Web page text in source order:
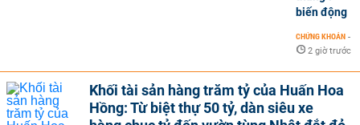
biến động
CHỨNG KHOÁN -
2 giờ trước
Khối tài sản hàng trăm tỷ của Huấn Hoa
Hồng: Từ biệt thự 50 tỷ, dàn siêu xe